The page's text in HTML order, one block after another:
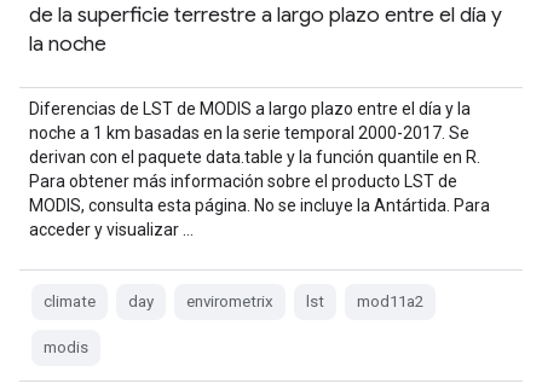
de la superficie terrestre a largo plazo entre el día y
la noche
Diferencias de LST de MODIS a largo plazo entre el día y la
noche a 1 km basadas en la serie temporal 2000-2017. Se
derivan con el paquete data.table y la función quantile en R.
Para obtener más información sobre el producto LST de
MODIS, consulta esta página. No se incluye la Antártida. Para
acceder y visualizar …
climate day envirometrix lst mod11a2
modis